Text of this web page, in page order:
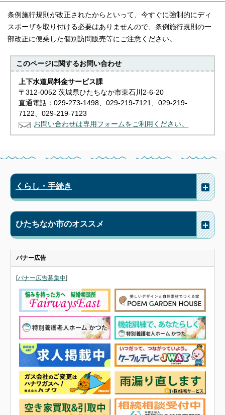
条例施行規則が改正されたからといって、今すぐに強制的にディ
スポーザを取り付ける必要はありませんので、条例施行規則の一
部改正に便乗した個別訪問販売等にご注意ください。
このページに関するお問い合わせ
上下水道局料金サービス課
〒312-0052 茨城県ひたちなか市東石川2-6-20
直通電話：029-273-1498、029-219-7121、029-219-
7122、029-219-7123
お問い合わせは専用フォームをご利用ください。
くらし・手続き
ひたちなか市のオススメ
バナー広告
[バナー広告募集中]